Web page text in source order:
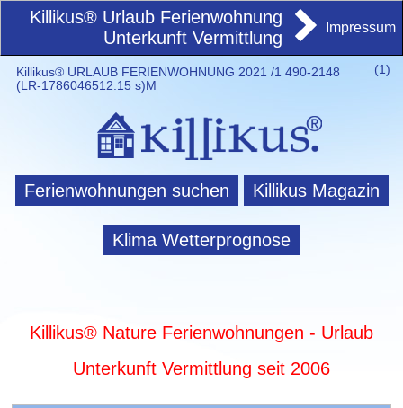
Killikus® Urlaub Ferienwohnung
Unterkunft Vermittlung
Impressum
(1)
Killikus® URLAUB FERIENWOHNUNG 2021 /1 490-2148
(LR-1786046512.15 s)M
Ferienwohnungen suchen Killikus Magazin
Klima Wetterprognose
Killikus® Nature Ferienwohnungen - Urlaub
Unterkunft Vermittlung seit 2006